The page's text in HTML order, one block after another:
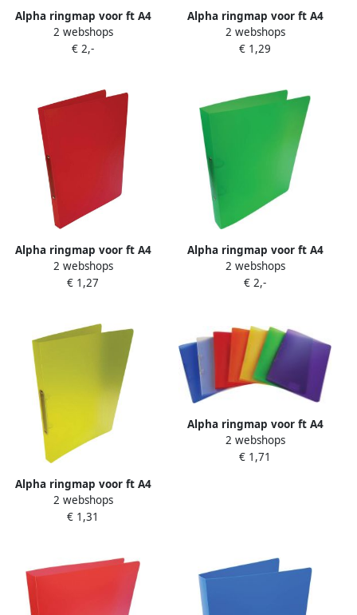
Alpha ringmap voor ft A4
uit PP 2 ringen van 25 mm
transparant oranje
2 webshops
€ 2,-
Alpha ringmap voor ft A4
uit PP 2 ringen van 16 mm
transparant wit
2 webshops
€ 1,29
Alpha ringmap voor ft A4
uit PP 2 ringen van 16 mm
transparant rood
2 webshops
€ 1,27
Alpha ringmap voor ft A4
uit PP 2 ringen van 25 mm
transparant groen
2 webshops
€ 2,-
Alpha ringmap voor ft A4
uit PP 2 ringen van 16 mm
transparant geel
2 webshops
€ 1,31
Alpha ringmap voor ft A4
uit PP 2 ringen van 16 mm
geassorteerde transparante
2 webshops
€ 1,71